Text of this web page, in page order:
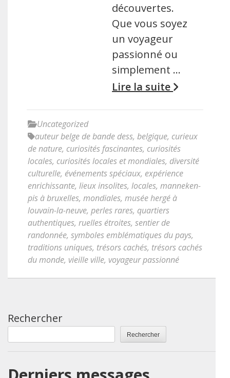
découvertes.
Que vous soyez
un voyageur
passionné ou
simplement …
Lire la suite
Uncategorized
auteur belge de bande dess, belgique, curieux
de nature, curiosités fascinantes, curiosités
locales, curiosités locales et mondiales, diversité
culturelle, événements spéciaux, expérience
enrichissante, lieux insolites, locales, manneken-
pis à bruxelles, mondiales, musée hergé à
louvain-la-neuve, perles rares, quartiers
authentiques, ruelles étroites, sentier de
randonnée, symboles emblématiques du pays,
traditions uniques, trésors cachés, trésors cachés
du monde, vieille ville, voyageur passionné
Rechercher
Rechercher